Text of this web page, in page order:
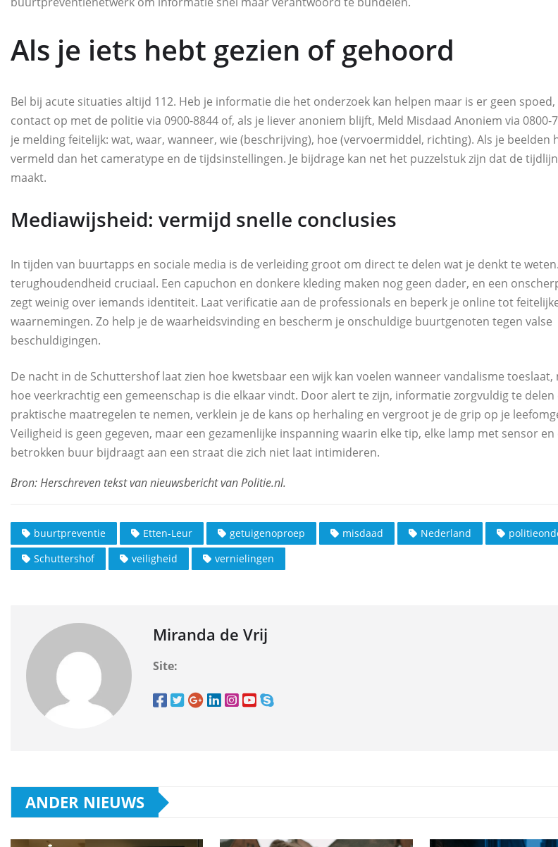
Als je iets hebt gezien of gehoord
Bel bij acute situaties altijd 112. Heb je informatie die het onderzoek kan helpen maar is er geen
contact op met de politie via 0900‑8844 of, als je liever anoniem blijft, Meld Misdaad Anoniem via
je melding feitelijk: wat, waar, wanneer, wie (beschrijving), hoe (vervoermiddel, richting). Als je beelden
vermeld dan het cameratype en de tijdsinstellingen. Je bijdrage kan net het puzzelstuk zijn dat de
maakt.
Mediawijsheid: vermijd snelle conclusies
In tijden van buurtapps en sociale media is de verleiding groot om direct te delen wat je denkt te
terughoudendheid cruciaal. Een capuchon en donkere kleding maken nog geen dader, en een
zegt weinig over iemands identiteit. Laat verificatie aan de professionals en beperk je online tot
waarnemingen. Zo help je de waarheidsvinding en bescherm je onschuldige buurtgenoten tegen valse
beschuldigingen.
De nacht in de Schuttershof laat zien hoe kwetsbaar een wijk kan voelen wanneer vandalisme toeslaat,
hoe veerkrachtig een gemeenschap is die elkaar vindt. Door alert te zijn, informatie zorgvuldig te delen
praktische maatregelen te nemen, verklein je de kans op herhaling en vergroot je de grip op je
Veiligheid is geen gegeven, maar een gezamenlijke inspanning waarin elke tip, elke lamp met sensor en
betrokken buur bijdraagt aan een straat die zich niet laat intimideren.
buurtpreventie Etten-Leur getuigenoproep misdaad Nederland
Schuttershof
veiligheid vernielingen
Miranda de Vrij
Site:
ANDER NIEUWS